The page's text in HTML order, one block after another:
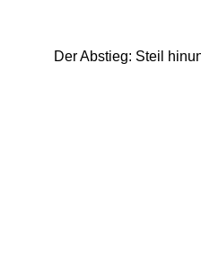
Der Abstieg: Steil